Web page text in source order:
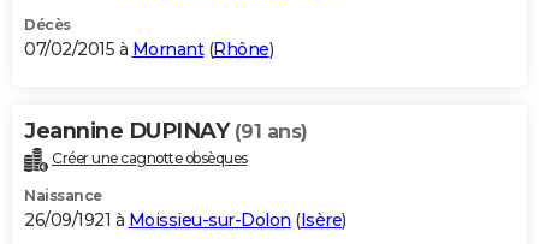
Décès
07/02/2015 à Mornant(Rhône)
Jeannine DUPINAY (91 ans)
Créer une cagnotte obsèques
Naissance
26/09/1921 à Moissieu-sur-Dolon (Isère)